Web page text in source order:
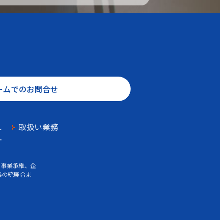
ムでのお問合せ
取扱い業務
業承継、企
統廃合ま